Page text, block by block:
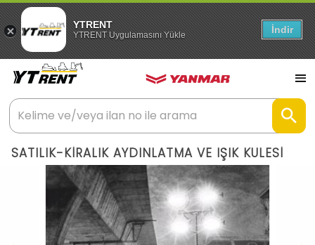
YTRENT
YTRENT Uygulamasını Yükle İndir
SATILIK-KİRALIK AYDINLATMA VE IŞIK KULESİ